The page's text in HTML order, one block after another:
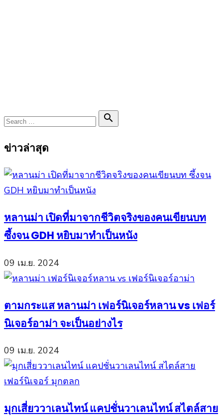
Search

Search
ข่าวล่าสุด
หลานม่า เปิดที่มาจากชีวิตจริงของคนเขียนบท
ซึ้งจน GDH หยิบมาทำเป็นหนัง
09 เม.ย. 2024
ตามกระแส หลานม่า เฟอร์นิเจอร์หลาน vs เฟอร์
นิเจอร์อาม่า จะเป็นอย่างไร
09 เม.ย. 2024
มุกเสี่ยววาเลนไทน์ แคปชั่นวาเลนไทน์ สไตล์สาย